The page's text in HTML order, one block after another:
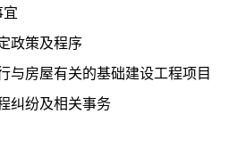
宜
策及程序
屋有关的基础建设工程项目
纷及相关事务